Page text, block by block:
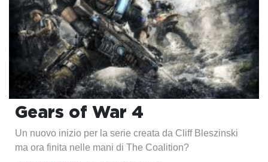
Gears of War 4
Un nuovo inizio per la serie creata da Cliff Bleszinski
ma ora finita nelle mani di The Coalition?